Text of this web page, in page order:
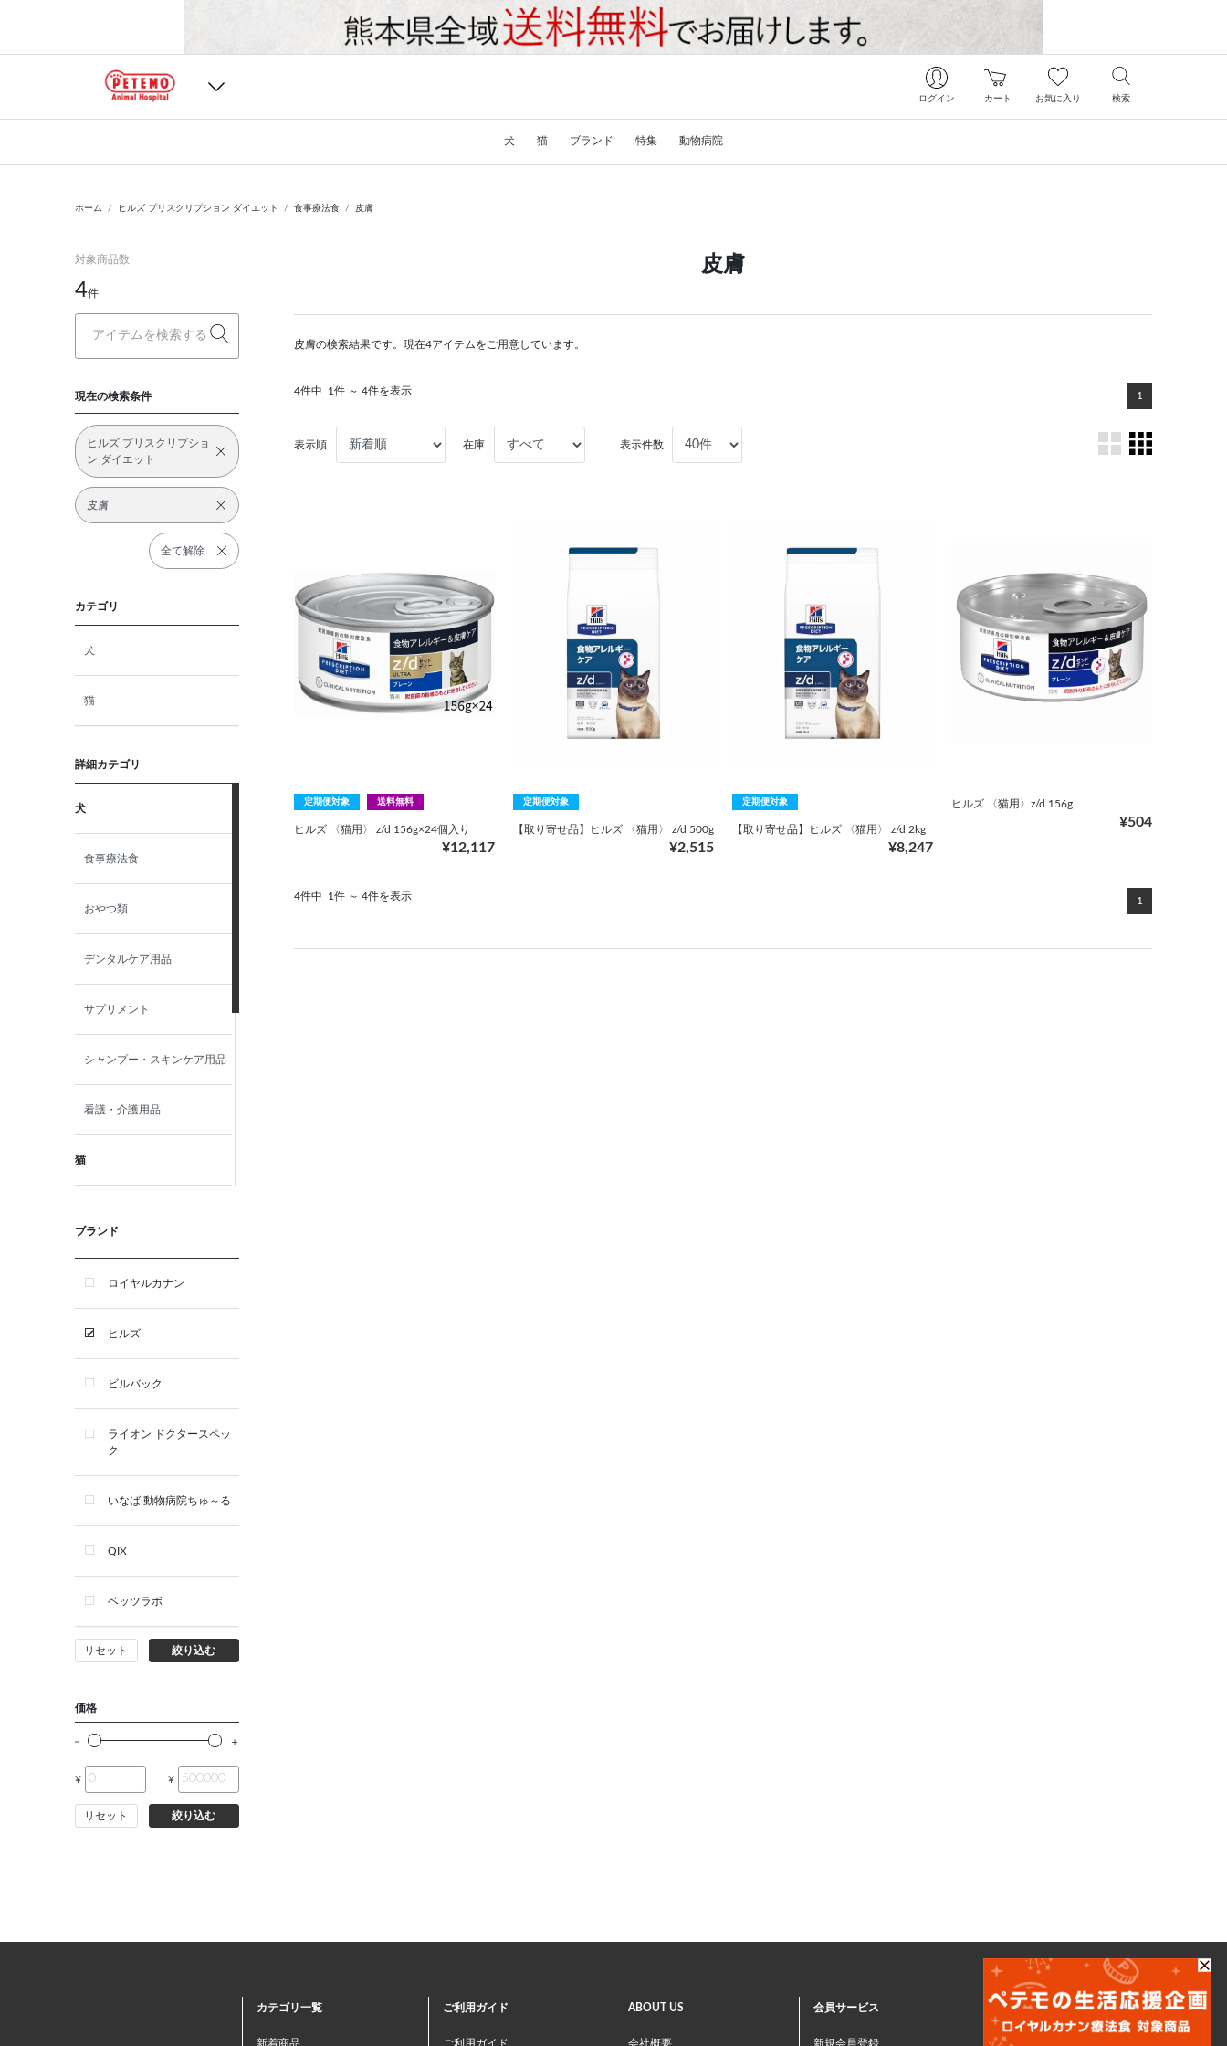
ログイン カート お気に入り 検索
犬 猫 ブランド 特集 動物病院
ホーム ヒルズ プリスクリプション ダイエット 食事療法食 皮膚
対象商品数
4件
現在の検索条件
ヒルズ プリスクリプショ
ン ダイエット
皮膚
全て解除
カテゴリ
犬
猫
詳細カテゴリ
犬
食事療法食
おやつ類
デンタルケア用品
サプリメント
シャンプー・スキンケア用品
看護・介護用品
猫
おやつ類
デンタルケア用品
サプリメント
シャンプー・スキンケア用品
ブランド
ロイヤルカナン
ヒルズ
ビルバック
ライオン ドクタースペッ
ク
いなば 動物病院ちゅ～る
QIX
ベッツラボ
リセット 絞り込む
価格
¥ ¥
リセット 絞り込む
皮膚
皮膚の検索結果です。現在4アイテムをご用意しています。
4件中 1件 ～ 4件を表示 1
表示順 在庫 表示件数
定期便対象 送料無料
ヒルズ 〈猫用〉 z/d 156g×24個入り
¥12,117
定期便対象
【取り寄せ品】ヒルズ 〈猫用〉 z/d 500g
¥2,515
定期便対象
【取り寄せ品】ヒルズ 〈猫用〉 z/d 2kg
¥8,247
ヒルズ 〈猫用〉z/d 156g
¥504
4件中 1件 ～ 4件を表示 1
カテゴリ一覧
新着商品
ご利用ガイド
ご利用ガイド
ABOUT US
会社概要
会員サービス
新規会員登録